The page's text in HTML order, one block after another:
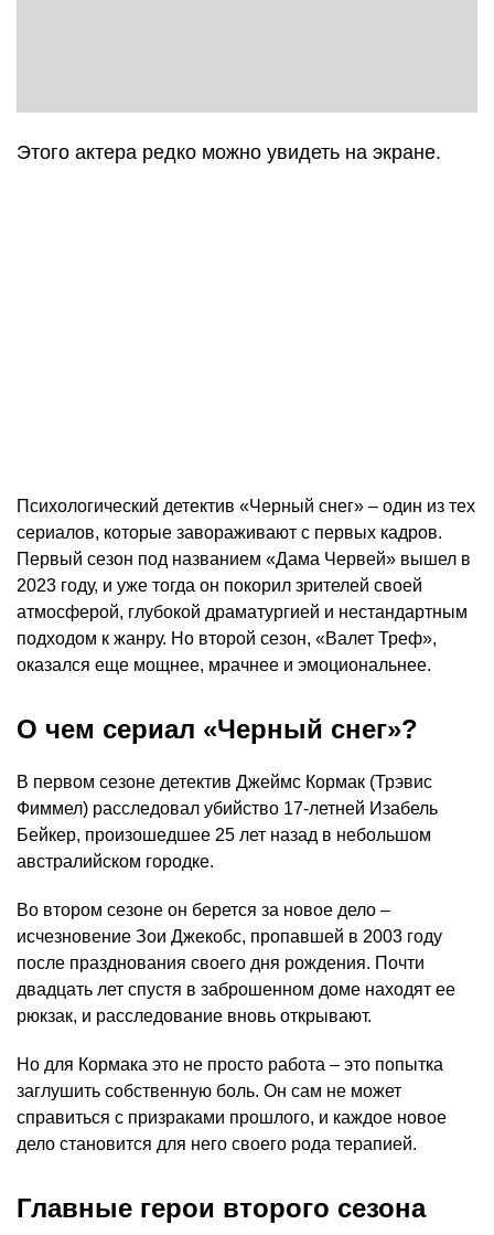
Этого актера редко можно увидеть на экране.
Психологический детектив «Черный снег» – один из тех
сериалов, которые завораживают с первых кадров.
Первый сезон под названием «Дама Червей» вышел в
2023 году, и уже тогда он покорил зрителей своей
атмосферой, глубокой драматургией и нестандартным
подходом к жанру. Но второй сезон, «Валет Треф»,
оказался еще мощнее, мрачнее и эмоциональнее.
О чем сериал «Черный снег»?
В первом сезоне детектив Джеймс Кормак (Трэвис
Фиммел) расследовал убийство 17-летней Изабель
Бейкер, произошедшее 25 лет назад в небольшом
австралийском городке.
Во втором сезоне он берется за новое дело –
исчезновение Зои Джекобс, пропавшей в 2003 году
после празднования своего дня рождения. Почти
двадцать лет спустя в заброшенном доме находят ее
рюкзак, и расследование вновь открывают.
Но для Кормака это не просто работа – это попытка
заглушить собственную боль. Он сам не может
справиться с призраками прошлого, и каждое новое
дело становится для него своего рода терапией.
Главные герои второго сезона